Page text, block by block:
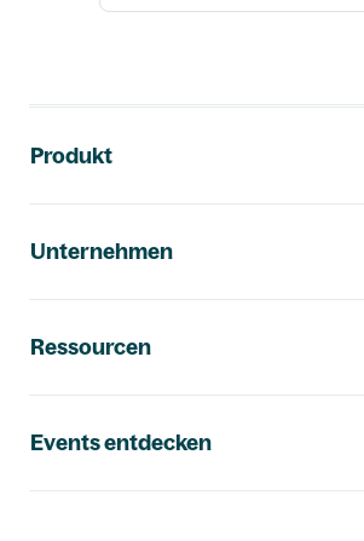
Produkt
Unternehmen
Ressourcen
Events entdecken